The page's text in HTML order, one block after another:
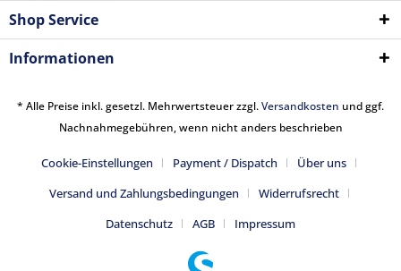
Shop Service
Informationen
* Alle Preise inkl. gesetzl. Mehrwertsteuer zzgl.Versandkosten und ggf.
Nachnahmegebühren, wenn nicht anders beschrieben
Cookie-Einstellungen Payment / Dispatch
Über uns
Versand und Zahlungsbedingungen
Widerrufsrecht
Datenschutz
AGB Impressum